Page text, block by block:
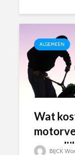
ALGEMEEN
Wat
BIJCK